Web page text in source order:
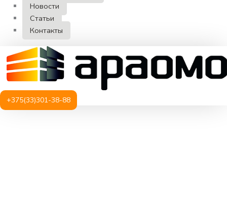
Новости
Статьи
Контакты
+375(33)301-38-88